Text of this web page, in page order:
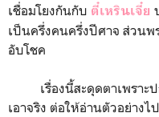
เชื่อมโยงกันกับ ตี๋เหรินเจี๋ย
เป็นครึ่งคนครึ่งปีศาจ ส่วน
อับโชค
เรื่องนี้สะดุดตาเพราะป
เอาจริง ต่อให้อ่านตัวอย่าง